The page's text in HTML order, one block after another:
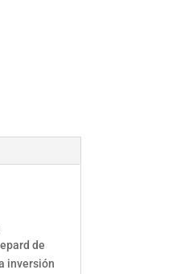
de
inversión